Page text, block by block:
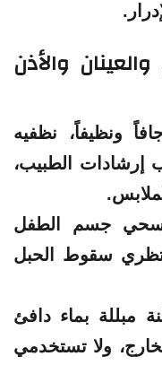
والأذن
ونظيفاً، نظفيه
الطبيب،
جسم الطفل
سقوط الحبل
مبللة بماء دافئ
ولا تستخدمي